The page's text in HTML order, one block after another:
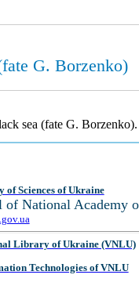
G. Borzenko)
sea (fate G. Borzenko).
of Sciences of Ukraine
of National Academy
Library of Ukraine (VNLU)
Technologies of VNLU